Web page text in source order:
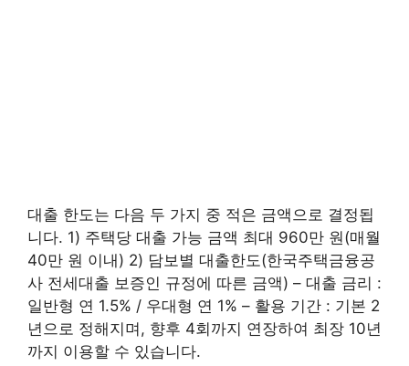
대출 한도는 다음 두 가지 중 적은 금액으로 결정됩
니다. 1) 주택당 대출 가능 금액 최대 960만 원(매월
40만 원 이내) 2) 담보별 대출한도(한국주택금융공
사 전세대출 보증인 규정에 따른 금액) – 대출 금리 :
일반형 연 1.5% / 우대형 연 1% – 활용 기간 : 기본 2
년으로 정해지며, 향후 4회까지 연장하여 최장 10년
까지 이용할 수 있습니다.